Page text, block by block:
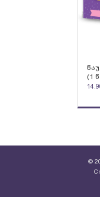
(1
©